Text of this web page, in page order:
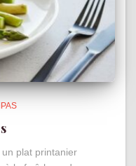
plat printanier